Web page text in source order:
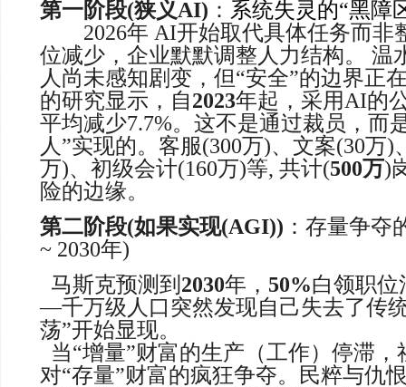
第一阶段(狭义AI) ： 系统失灵的“黑障
2026年 AI开始取代具体任务而非
位减少，企业默默调整人力结构。
人尚未感知剧变，但“安全”的边界正
的研究显示，自2023年起，采用AI的
平均减少7.7%。这不是通过裁员，而
人”实现的。客服(300万)、文案(30万)
万)、初级会计(160万)等, 共计(500万)
险的边缘。
第二阶段(如果实现(AGI)) ：存量争夺
~ 2030年)
马斯克预测到 2030年， 50%白领职位
—千万级人口突然发现自己失去了传
荡”开始显现。
当“增量”财富的生产（工作）停滞，
对“存量”财富的疯狂争夺。民粹与仇